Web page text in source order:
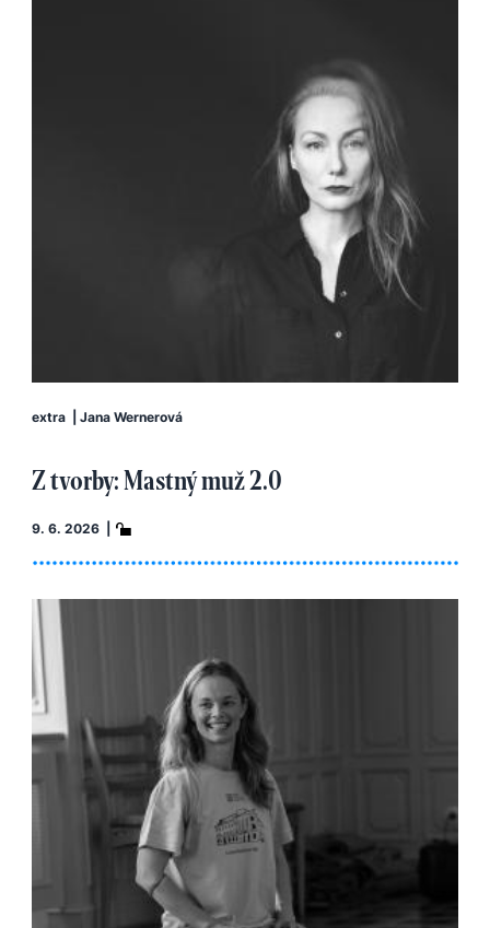
extra Jana Wernerová
Z tvorby: Mastný muž 2.0
9. 6. 2026 |